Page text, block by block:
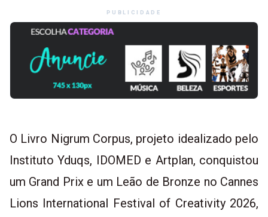
PUBLICIDADE
O Livro Nigrum Corpus, projeto idealizado pelo
Instituto Yduqs, IDOMED e Artplan, conquistou
um Grand Prix e um Leão de Bronze no Cannes
Lions International Festival of Creativity 2026,